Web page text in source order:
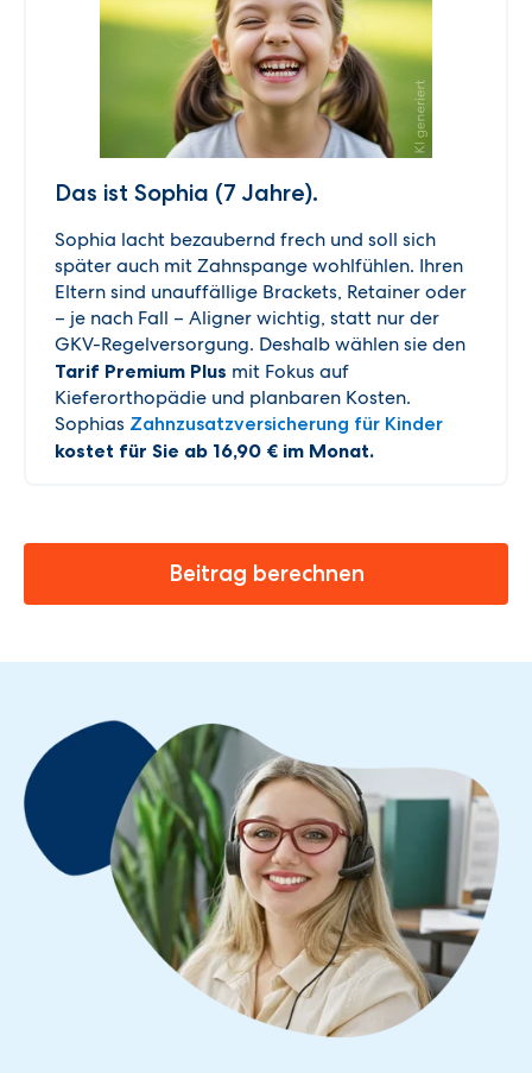
Das ist Sophia (7 Jahre).
Sophia lacht bezaubernd frech und soll sich
später auch mit Zahnspange wohlfühlen. Ihren
Eltern sind unauffällige Brackets, Retainer oder
– je nach Fall – Aligner wichtig, statt nur der
GKV-Regelversorgung. Deshalb wählen sie den
Tarif Premium Plus mit Fokus auf
Kieferorthopädie und planbaren Kosten.
Sophias Zahnzusatzversicherung für Kinder
kostet für Sie ab 16,90 € im Monat.
Beitrag berechnen